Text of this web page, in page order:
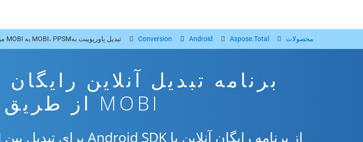
محصولات Aspose.Total
Android
Conversion تبدیل پاورپوینت بهMOBI، PPSM به MOBI مبدل رایگان یا Android SDK
MOBI از طریق Android